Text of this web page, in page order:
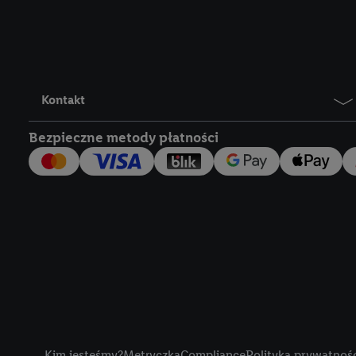
Kontakt
Bezpieczne metody płatności
Lidl Plus, możemy
wymienionych
następnie
użytkownika w
my i jeden z innych
Użytkownik upoważnia
usługach Lidl. Utiq
tak, Utiq udostępni
numeru
wykorzystany do
szczególności
obsługiwanych przez
korzystanie z
lub